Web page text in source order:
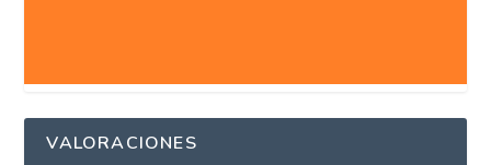
VALORACIONES